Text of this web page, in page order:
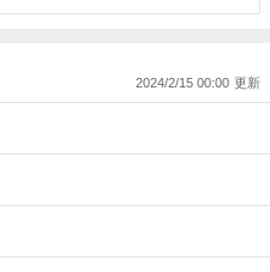
2024/2/15 00:00